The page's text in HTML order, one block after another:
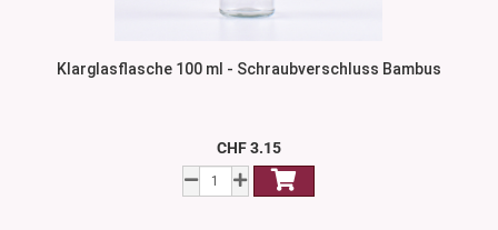
Klarglasflasche 100 ml - Schraubverschluss Bambus
CHF 3.15